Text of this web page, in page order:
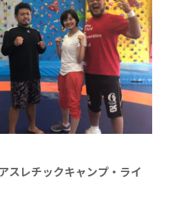
スレチックキャンプ・ライ